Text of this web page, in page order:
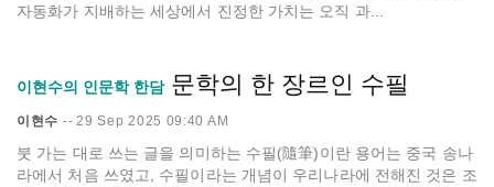
자동화가 지배하는 세상에서 진정한 가치는 오직 과...
이현수의 인문학 한담 문학의 한 장르인 수필
이현수 -- 29 Sep 2025 09:40 AM
붓 가는 대로 쓰는 글을 의미하는 수필(隨筆)이란 용어는 중국 송나
라에서 처음 쓰였고, 수필이라는 개념이 우리나라에 전해진 것은 조